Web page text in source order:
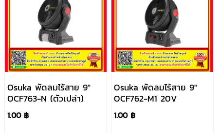
Osuka พัดลมไร้สาย 9"
OCF763-N (ตัวเปล่า)
1.00 ฿
Osuka พัดลมไร้สาย 9"
OCF762-M1 20V
1.00 ฿